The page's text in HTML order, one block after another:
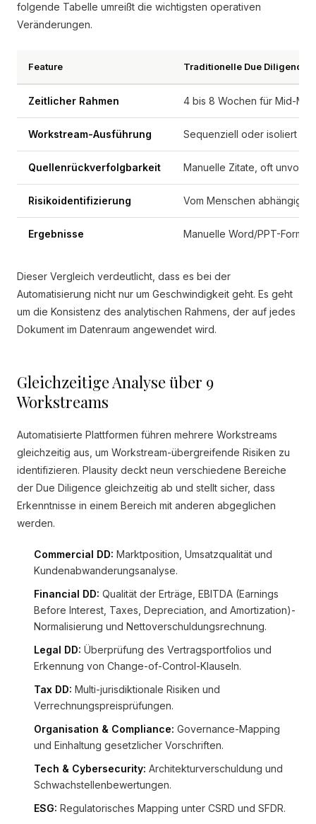
folgende Tabelle umreißt die wichtigsten operativen
Veränderungen.
Feature Traditionelle Due Diligence
Zeitlicher Rahmen 4 bis 8 Wochen für Mid-
Workstream-Ausführung Sequenziell oder isoliert
Quellenrückverfolgbarkeit Manuelle Zitate, oft
Risikoidentifizierung Vom Menschen abhängig,
Ergebnisse Manuelle Word/PPT-
Dieser Vergleich verdeutlicht, dass es bei der
Automatisierung nicht nur um Geschwindigkeit geht. Es geht
um die Konsistenz des analytischen Rahmens, der auf jedes
Dokument im Datenraum angewendet wird.
Gleichzeitige Analyse über 9
Workstreams
Automatisierte Plattformen führen mehrere Workstreams
gleichzeitig aus, um Workstream-übergreifende Risiken zu
identifizieren. Plausity deckt neun verschiedene Bereiche
der Due Diligence gleichzeitig ab und stellt sicher, dass
Erkenntnisse in einem Bereich mit anderen abgeglichen
werden.
Commercial DD: Marktposition, Umsatzqualität und
Kundenabwanderungsanalyse.
Financial DD: Qualität der Erträge, EBITDA (Earnings
Before Interest, Taxes, Depreciation, and Amortization)-
Normalisierung und Nettoverschuldungsrechnung.
Legal DD: Überprüfung des Vertragsportfolios und
Erkennung von Change-of-Control-Klauseln.
Tax DD: Multi-jurisdiktionale Risiken und
Verrechnungspreisprüfungen.
Organisation & Compliance: Governance-Mapping
und Einhaltung gesetzlicher Vorschriften.
Tech & Cybersecurity: Architekturverschuldung und
Schwachstellenbewertungen.
ESG: Regulatorisches Mapping unter CSRD und SFDR.